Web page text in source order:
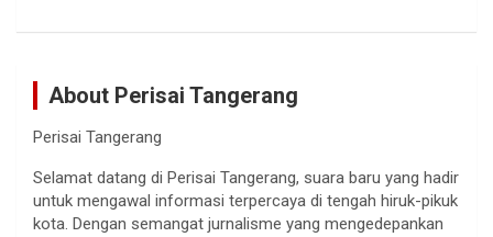
About Perisai Tangerang
Perisai Tangerang
Selamat datang di Perisai Tangerang, suara baru yang hadir
untuk mengawal informasi terpercaya di tengah hiruk-pikuk
kota. Dengan semangat jurnalisme yang mengedepankan